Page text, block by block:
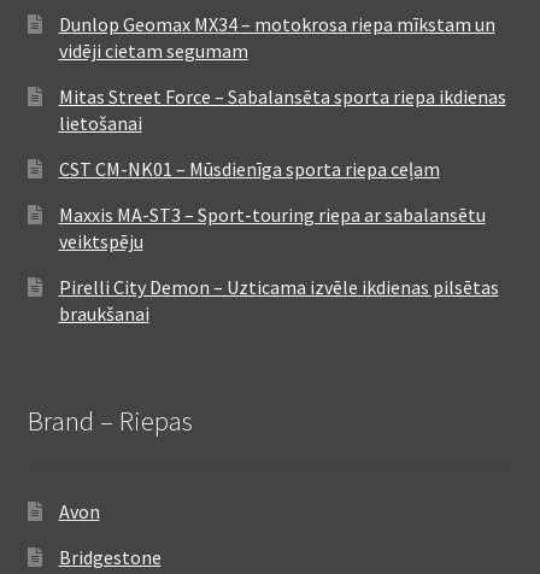
Dunlop Geomax MX34 – motokrosa riepa mīkstam un
vidēji cietam segumam
Mitas Street Force – Sabalansēta sporta riepa ikdienas
lietošanai
CST CM-NK01 – Mūsdienīga sporta riepa ceļam
Maxxis MA-ST3 – Sport-touring riepa ar sabalansētu
veiktspēju
Pirelli City Demon – Uzticama izvēle ikdienas pilsētas
braukšanai
Brand – Riepas
Avon
Bridgestone